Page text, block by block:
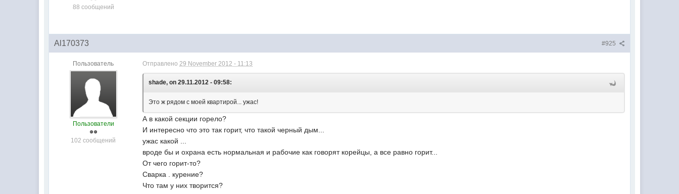
88 сообщений
#925
Al170373
Пользователь
Пользователи
102 сообщений
Отправлено29 November 2012 - 11:13
shade, on 29.11.2012 - 09:58:
Это ж рядом с моей квартирой... ужас!
А в какой секции горело?
И интересно что это так горит, что такой черный дым...
ужас какой ...
вроде бы и охрана есть нормальная и рабочие как говорят корейцы, а все равно горит...
От чего горит-то?
Сварка . курение?
Что там у них творится?